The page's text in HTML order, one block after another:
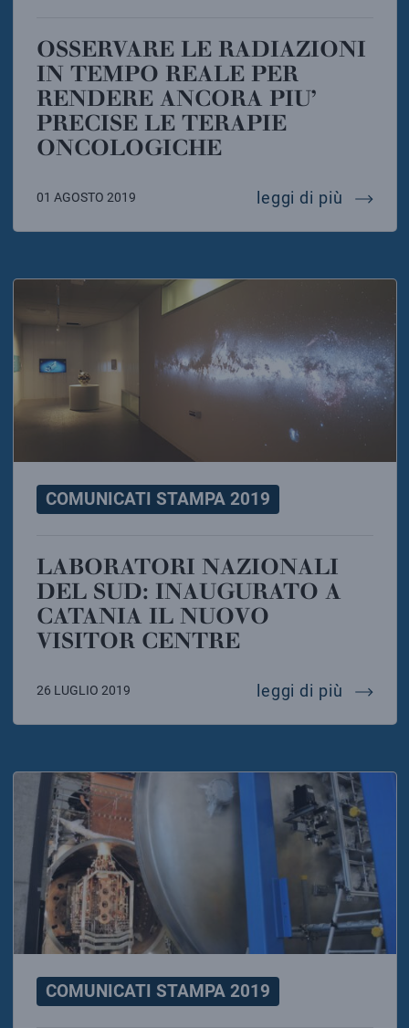
OSSERVARE LE RADIAZIONI
IN TEMPO REALE PER
RENDERE ANCORA PIU’
PRECISE LE TERAPIE
ONCOLOGICHE
01 AGOSTO 2019 leggi di più
COMUNICATI STAMPA 2019
LABORATORI NAZIONALI
DEL SUD: INAUGURATO A
CATANIA IL NUOVO
VISITOR CENTRE
26 LUGLIO 2019 leggi di più
COMUNICATI STAMPA 2019